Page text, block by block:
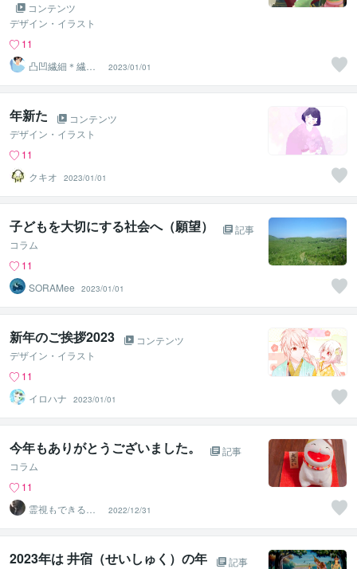
コンテンツ
デザイン・イラスト
11
凸凹繊細＊繊細
親子発達親子の
お話相手
2023/01/01
年新た
コンテンツ
デザイン・イラスト
11
クキオ
2023/01/01
子どもを大切にする社会へ（願望）
記事
コラム
11
SORAMee
2023/01/01
新年のご挨拶2023
コンテンツ
デザイン・イラスト
11
イロハナ
2023/01/01
今年もありがとうございました。
記事
コラム
11
霊視もできる話
相手❤️UI★うい
2022/12/31
2023年は 井宿（せいしゅく）の年
記事